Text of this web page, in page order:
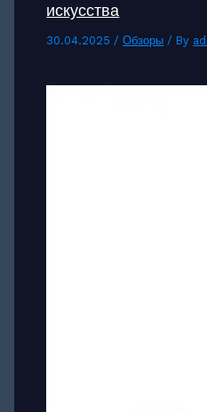
искусства
30.04.2025/Обзоры / By